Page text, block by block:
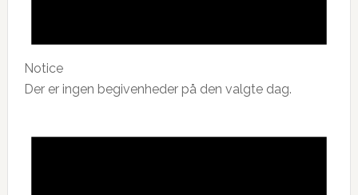
Notice
Der er ingen begivenheder på den valgte dag.